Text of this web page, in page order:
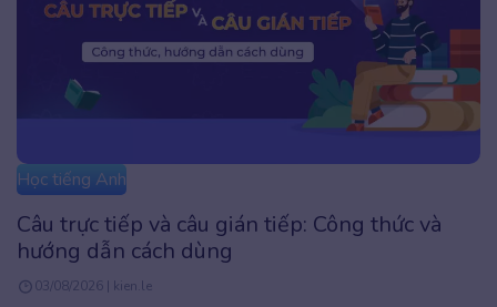
Học tiếng Anh
Câu trực tiếp và câu gián tiếp: Công thức và
hướng dẫn cách dùng
03/08/2026 | kien.le